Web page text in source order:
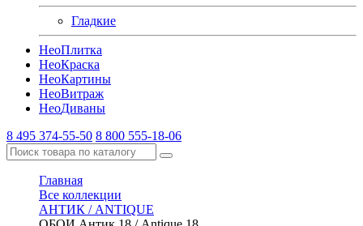
Гладкие
НеоПлитка
НеоКраска
НеоКартины
НеоВитраж
НеоДиваны
8 495 374-55-50 8 800 555-18-06
Главная
Все коллекции
АНТИК / ANTIQUE